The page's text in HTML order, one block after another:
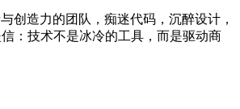
创造力的团队，痴迷代码，沉醉设计，
：技术不是冰冷的工具，而是驱动商